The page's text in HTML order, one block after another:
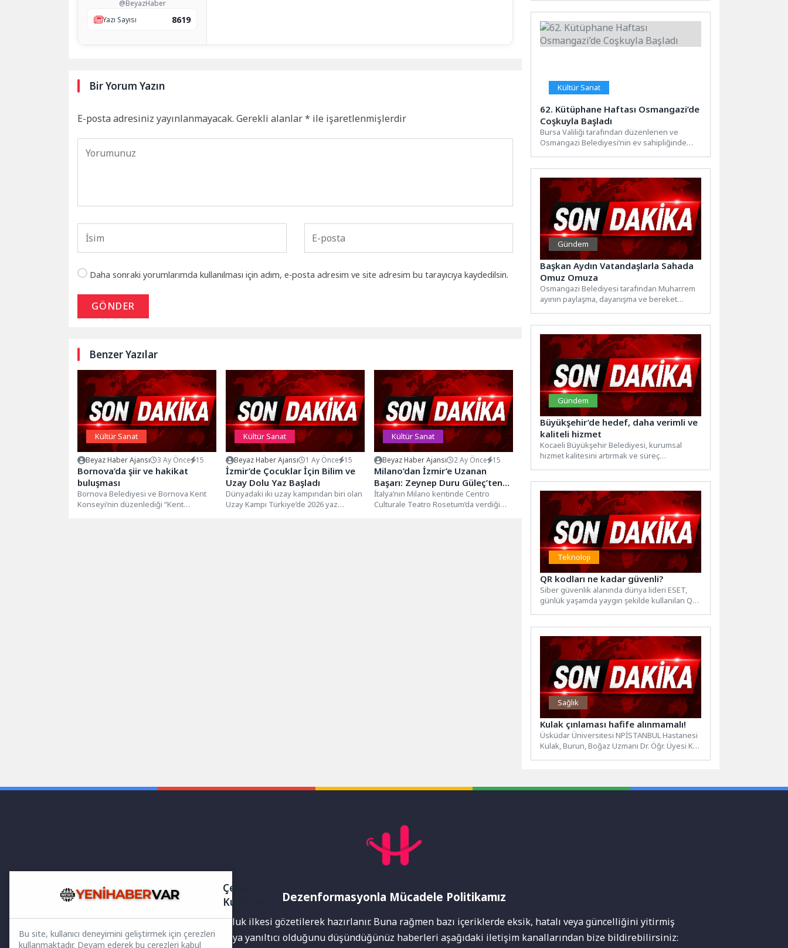
@BeyazHaber
Yazı Sayısı
8619
Bir Yorum Yazın
E-posta adresiniz yayınlanmayacak. Gerekli alanlar* ile işaretlenmişlerdir
Daha sonraki yorumlarımda kullanılması için adım, e-posta adresim ve site adresim bu tarayıcıya kaydedilsin.
GÖNDER
Benzer Yazılar
Kültür Sanat
Beyaz Haber Ajansı 3 Ay Önce 15
Bornova’da şiir ve hakikat
buluşması
Bornova Belediyesi ve Bornova Kent
Konseyi’nin düzenlediği “Kent
Kültür Sanat
Beyaz Haber Ajansı 1 Ay Önce 15
İzmir’de Çocuklar İçin Bilim ve
Uzay Dolu Yaz Başladı
Dünyadaki iki uzay kampından biri olan
Uzay Kampı Türkiye’de 2026 yaz
Kültür Sanat
Beyaz Haber Ajansı 2 Ay Önce 15
Milano’dan İzmir’e Uzanan
Başarı: Zeynep Duru Güleç’ten
Alkış Alan Arp Resitali
İtalya’nın Milano kentinde Centro
Culturale Teatro Rosetum’da verdiği
Kültür Sanat
62. Kütüphane Haftası Osmangazi’de
Coşkuyla Başladı
Bursa Valiliği tarafından düzenlenen ve
Osmangazi Belediyesi’nin ev sahipliğinde
Gündem
Başkan Aydın Vatandaşlarla Sahada
Omuz Omuza
Osmangazi Belediyesi tarafından Muharrem
ayının paylaşma, dayanışma ve bereket
Gündem
Büyükşehir’de hedef, daha verimli ve
kaliteli hizmet
Kocaeli Büyükşehir Belediyesi, kurumsal
hizmet kalitesini artırmak ve süreç
Teknoloji
QR kodları ne kadar güvenli?
Siber güvenlik alanında dünya lideri ESET,
günlük yaşamda yaygın şekilde kullanılan QR
Sağlık
Kulak çınlaması hafife alınmamalı!
Üsküdar Üniversitesi NPİSTANBUL Hastanesi
Kulak, Burun, Boğaz Uzmanı Dr. Öğr. Üyesi K.
Dezenformasyonla Mücadele Politikamız
Yayınlanan haberler doğruluk ilkesi gözetilerek hazırlanır. Buna rağmen bazı içeriklerde eksik, hatalı veya güncelliğini yitirmiş
bilgiler bulunabilir.Yanlış veya yanıltıcı olduğunu düşündüğünüz haberleri aşağıdaki iletişim kanallarından bize bildirebilirsiniz:
Çerez
Kullanımı
Bu site, kullanıcı deneyimini geliştirmek için çerezleri
kullanmaktadır. Devam ederek bu çerezleri kabul